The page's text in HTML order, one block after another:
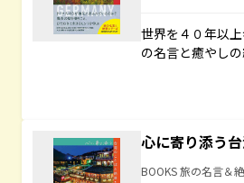
世界を４０年以
の名言と癒やし
心に寄り添う
BOOKS 旅の名言＆